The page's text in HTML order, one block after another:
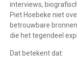
interviews,
Piet Hoebeke niet
betrouwbare
die het tegendeel
Dat betekent dat: